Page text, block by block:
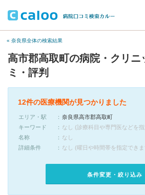
« 奈良県全体の検索結果
高市郡高取町の病院・クリニ
ミ・評判
12件の医療機関が見つかりました
エリア・駅
奈良県高市郡高取町
キーワード
なし (診療科目や専門医などを
名称
なし
詳細条件
なし (曜日や時間帯を指定でき
条件変更・絞り込み